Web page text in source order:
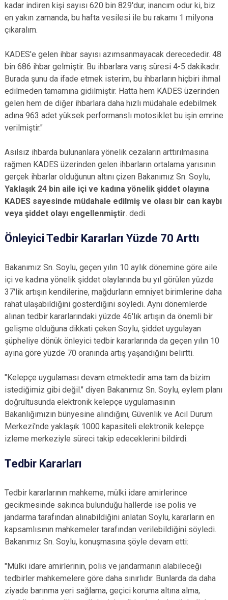
kadar indiren kişi sayısı 620 bin 829'dur, inancım odur ki, biz
en yakın zamanda, bu hafta vesilesi ile bu rakamı 1 milyona
çıkaralım.
KADES'e gelen ihbar sayısı azımsanmayacak derecededir. 48
bin 686 ihbar gelmiştir. Bu ihbarlara varış süresi 4-5 dakikadır.
Burada şunu da ifade etmek isterim, bu ihbarların hiçbiri ihmal
edilmeden tamamına gidilmiştir. Hatta hem KADES üzerinden
gelen hem de diğer ihbarlara daha hızlı müdahale edebilmek
adına 963 adet yüksek performanslı motosiklet bu işin emrine
verilmiştir."
Asılsız ihbarda bulunanlara yönelik cezaların arttırılmasına
rağmen KADES üzerinden gelen ihbarların ortalama yarısının
gerçek ihbarlar olduğunun altını çizen Bakanımız Sn. Soylu,
Yaklaşık 24 bin aile içi ve kadına yönelik şiddet olayına
KADES sayesinde müdahale edilmiş ve olası bir can kaybı
veya şiddet olayı engellenmiştir. dedi.
Önleyici Tedbir Kararları Yüzde 70 Arttı
Bakanımız Sn. Soylu, geçen yılın 10 aylık dönemine göre aile
içi ve kadına yönelik şiddet olaylarında bu yıl görülen yüzde
37'lik artışın kendilerine, mağdurların emniyet birimlerine daha
rahat ulaşabildiğini gösterdiğini söyledi. Aynı dönemlerde
alınan tedbir kararlarındaki yüzde 46'lık artışın da önemli bir
gelişme olduğuna dikkati çeken Soylu, şiddet uygulayan
şüpheliye dönük önleyici tedbir kararlarında da geçen yılın 10
ayına göre yüzde 70 oranında artış yaşandığını belirtti.
"Kelepçe uygulaması devam etmektedir ama tam da bizim
istediğimiz gibi değil." diyen Bakanımız Sn. Soylu, eylem planı
doğrultusunda elektronik kelepçe uygulamasının
Bakanlığımızın bünyesine alındığını, Güvenlik ve Acil Durum
Merkezi'nde yaklaşık 1000 kapasiteli elektronik kelepçe
izleme merkeziyle süreci takip edeceklerini bildirdi.
Tedbir Kararları
Tedbir kararlarının mahkeme, mülki idare amirlerince
gecikmesinde sakınca bulunduğu hallerde ise polis ve
jandarma tarafından alınabildiğini anlatan Soylu, kararların en
kapsamlısının mahkemeler tarafından verilebildiğini söyledi.
Bakanımız Sn. Soylu, konuşmasına şöyle devam etti:
"Mülki idare amirlerinin, polis ve jandarmanın alabileceği
tedbirler mahkemelere göre daha sınırlıdır. Bunlarda da daha
ziyade barınma yeri sağlama, geçici koruma altına alma,